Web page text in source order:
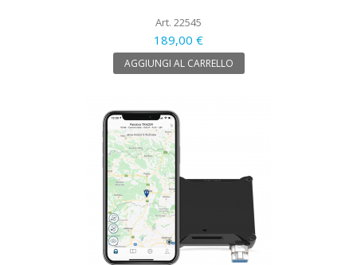
Art. 22545
189,00 €
AGGIUNGI AL CARRELLO